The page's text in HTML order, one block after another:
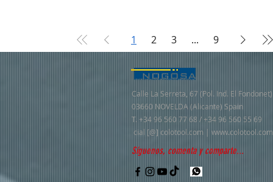
1 2 3 ... 9
Calle La Serreta, 67 (Pol. Ind. El Fondonet)
03660 NOVELDA (Alicante) Spain
T. +34 96 560 77 68 / +34 96 560 55 69
cial [@] colotool.com | www.colotool.com
Síguenos, comenta y comparte...